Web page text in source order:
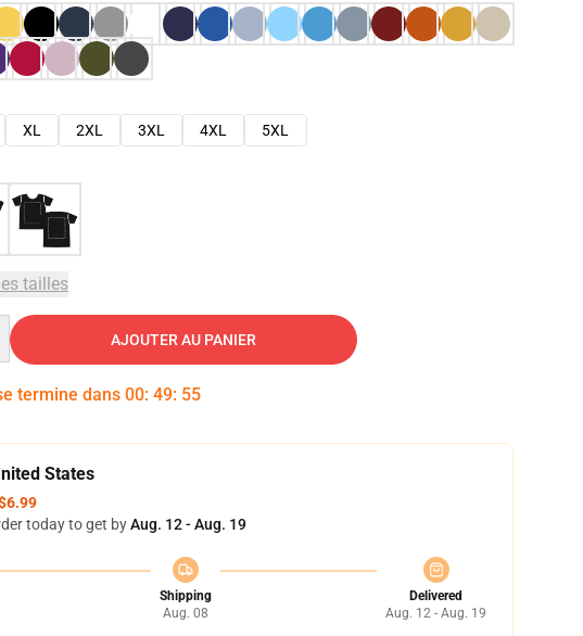
XL 2XL 3XL 4XL
5XL
tailles
AJOUTER AU PANIER
termine dans 00: 49: 54
States
today to get byAug. 12 - Aug. 19
Shipping
Aug. 08
Delivered
Aug. 12 - Aug. 19